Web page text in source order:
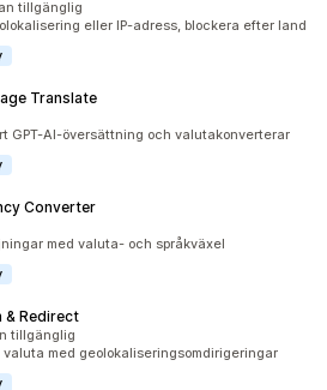
tillgänglig
eller IP-adress, blockera efter land
Translate
GPT-AI-översättning och valutakonverterar
Converter
med valuta- och språkväxel
& Redirect
tillgänglig
valuta med geolokaliseringsomdirigeringar